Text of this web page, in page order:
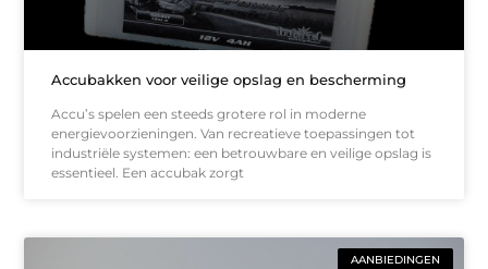
Accubakken voor veilige opslag en bescherming
Accu’s spelen een steeds grotere rol in moderne
energievoorzieningen. Van recreatieve toepassingen tot
industriële systemen: een betrouwbare en veilige opslag is
essentieel. Een accubak zorgt
AANBIEDINGEN